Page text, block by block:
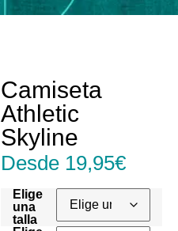
Camiseta
Athletic
Skyline
Desde 19,95€
Elige
una
talla